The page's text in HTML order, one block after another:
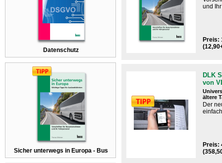
Datenschutz
Sicher unterwegs in Europa - Bus
und
Preis:
DLK
von
ältere
Der
Preis: